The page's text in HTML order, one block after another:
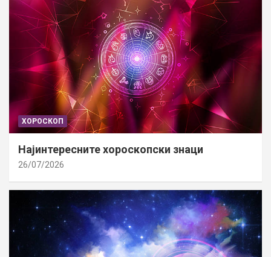
ХОРОСКОП
Најинтересните хороскопски знаци
26/07/2026